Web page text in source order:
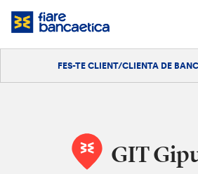
Salta
Iniciar sessióFES-TE CLIENT/CLIENTA DE
GIT